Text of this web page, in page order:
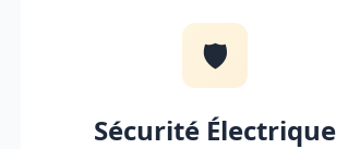
🛡️
Sécurité Électrique